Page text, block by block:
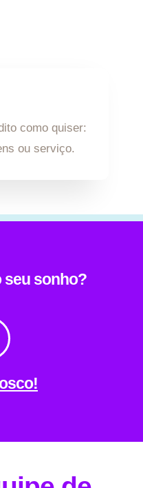
como quiser:
ou serviço.
seu sonho?